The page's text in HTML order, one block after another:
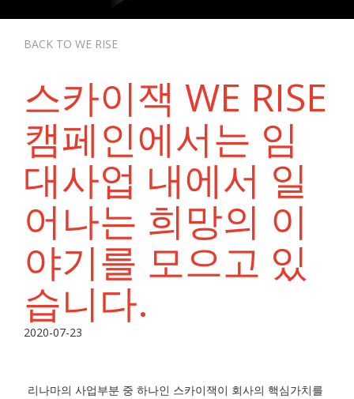
BACK TO WE RISE
스카이잭 WE RISE
캠페인에서는 임
대사업 내에서 일
어나는 희망의 이
야기를 모으고 있
습니다.
2020-07-23
리나마의 사업부분 중 하나인 스카이잭이 회사의 핵심가치를